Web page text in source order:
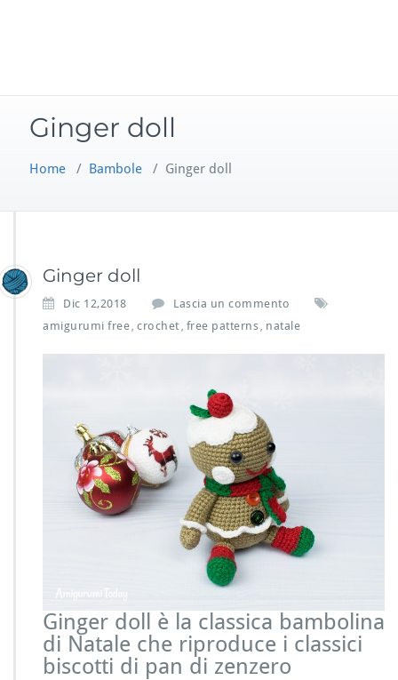
Ginger doll
Home / Bambole / Ginger doll
Ginger doll
Dic 12,2018
Lascia un commento
amigurumi free crochet free patterns natale
Ginger doll è la classica bambolina
di Natale che riproduce i classici
biscotti di pan di zenzero